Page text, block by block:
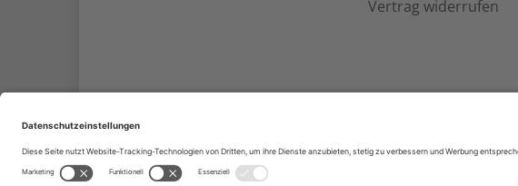
Vertrag widerrufen